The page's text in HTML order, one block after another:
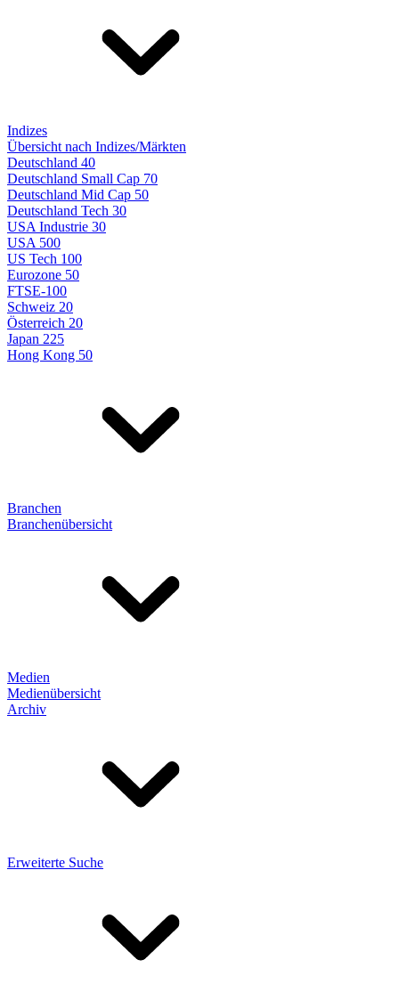
Indizes
Übersicht nach Indizes/Märkten
Deutschland 40
Deutschland Small Cap 70
Deutschland Mid Cap 50
Deutschland Tech 30
USA Industrie 30
USA 500
US Tech 100
Eurozone 50
FTSE-100
Schweiz 20
Österreich 20
Japan 225
Hong Kong 50
Branchen
Branchenübersicht
Medien
Medienübersicht
Archiv
Erweiterte Suche